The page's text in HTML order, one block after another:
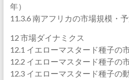
年）
11.3.6 南アフリカの市場規模・
12 市場ダイナミクス
12.1 イエローマスタード種子の
12.2 イエローマスタード種子の
12.3 イエローマスタード種子の